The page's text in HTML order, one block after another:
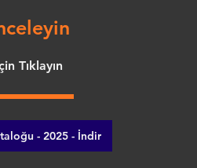
Tıklayın
- 2025 - İndir